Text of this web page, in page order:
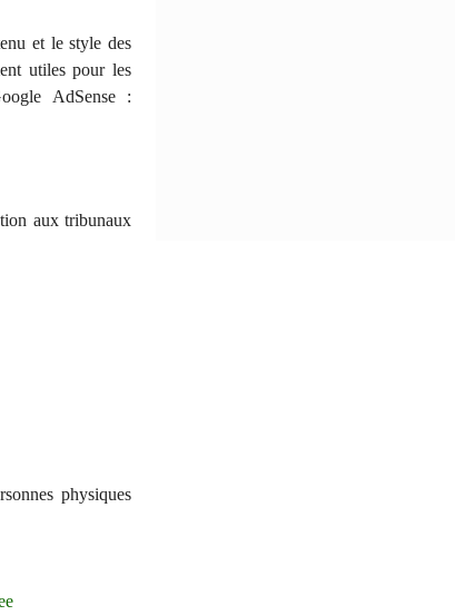
et le style des
utiles pour les
AdSense :
aux tribunaux
physiques